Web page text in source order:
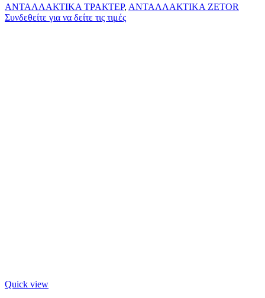
ΑΝΤΑΛΛΑΚΤΙΚΑ ΤΡΑΚΤΕΡ, ΑΝΤΑΛΛΑΚΤΙΚΑ ZETOR
Συνδεθείτε για να δείτε τις τιμές
Quick view